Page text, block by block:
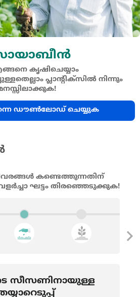
കൃഷിചെയ്യാം
പ്ലാന്റിക്സിൽ നിന്നും
ഡൗൺലോഡ് ചെയ്യുക
കണ്ടെത്തുന്നതിന്
ഘട്ടം തിരഞ്ഞെടുക്കുക!
സീസണിനായുള്ള